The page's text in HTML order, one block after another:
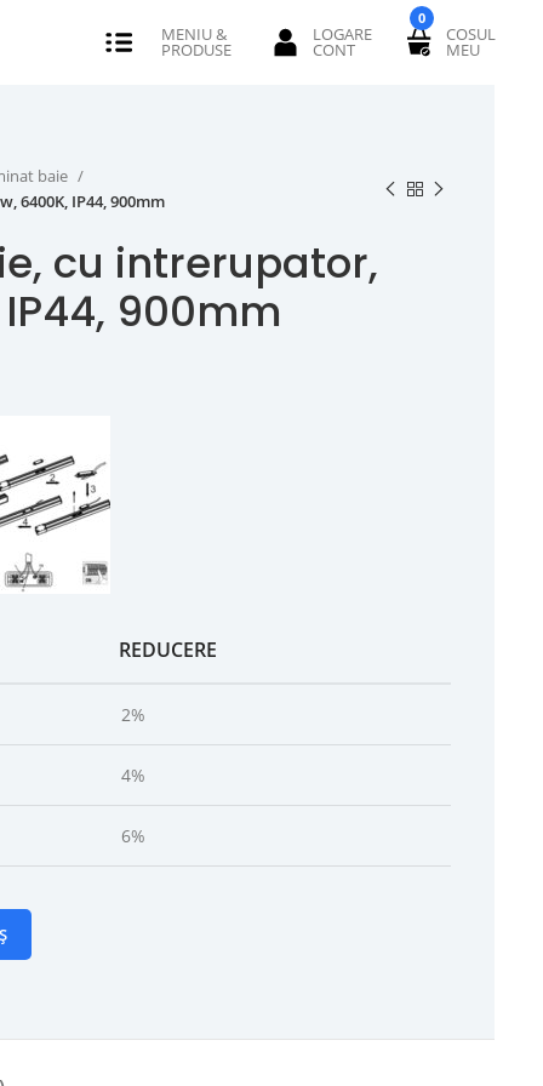
0
baie
6400K, IP44, 900mm
cu intrerupator,
900mm
REDUCERE
2%
4%
6%